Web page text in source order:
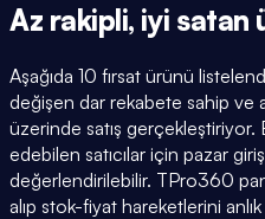
Az rakipli, iyi satan
Aşağıda 10 fırsat ürünü
değişen dar rekabete sahip ve
üzerinde satış
edebilen satıcılar için pazar
değerlendirilebilir. TPro360
alıp stok-fiyat hareketlerini